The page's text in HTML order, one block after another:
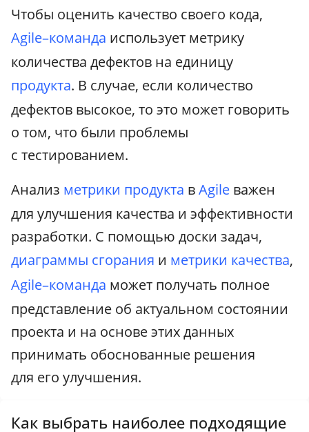
Чтобы оценить качество своего кода,
Agile–команда использует метрику
количества дефектов на единицу
продукта. В случае, если количество
дефектов высокое, то это может говорить
о том, что были проблемы
с тестированием.
Анализ метрики продукта вAgile важен
для улучшения качества и эффективности
разработки. С помощью доски задач,
диаграммы сгорания и метрики качества,
Agile–команда может получать полное
представление об актуальном состоянии
проекта и на основе этих данных
принимать обоснованные решения
для его улучшения.
Как выбрать наиболее подходящие